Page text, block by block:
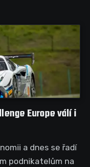
Europe válí i
a dnes se řadí
podnikatelům na